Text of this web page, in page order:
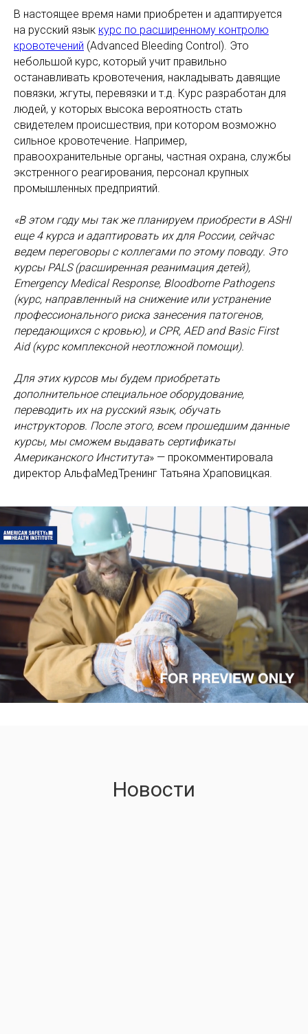
В настоящее время нами приобретен и адаптируется
на русский язык курс по расширенному контролю
кровотечений (Advanced Bleeding Control). Это
небольшой курс, который учит правильно
останавливать кровотечения, накладывать давящие
повязки, жгуты, перевязки и т.д. Курс разработан для
людей, у которых высока вероятность стать
свидетелем происшествия, при котором возможно
сильное кровотечение. Например,
правоохранительные органы, частная охрана, службы
экстренного реагирования, персонал крупных
промышленных предприятий.
«В этом году мы так же планируем приобрести в ASHI
еще 4 курса и адаптировать их для России, сейчас
ведем переговоры с коллегами по этому поводу. Это
курсы PALS (расширенная реанимация детей),
Emergency Medical Response, Bloodborne Pathogens
(курс, направленный на снижение или устранение
профессионального риска занесения патогенов,
передающихся с кровью), и CPR, AED and Basic First
Aid (курс комплексной неотложной помощи).
Для этих курсов мы будем приобретать
дополнительное специальное оборудование,
переводить их на русский язык, обучать
инструкторов. После этого, всем прошедшим данные
курсы, мы сможем выдавать сертификаты
Американского Института» — прокомментировала
директор АльфаМедТренинг Татьяна Храповицкая.
Новости